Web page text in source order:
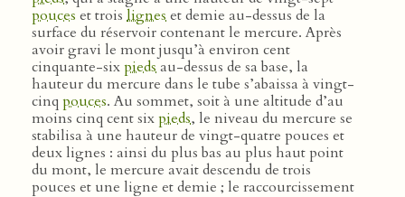
pouces et trois ligneset demie au-dessus de la
surface du réservoir contenant le mercure. Après
avoir gravi le mont jusqu’à environ cent
cinquante-sixpiedsau-dessus de sa base, la
hauteur du mercure dans le tube s’abaissa à vingt-
cinq pouces. Au sommet, soit à une altitude d’au
moins cinq cent sixpieds, le niveau du mercure se
stabilisa à une hauteur de vingt-quatre pouces et
deux lignes : ainsi du plus bas au plus haut point
du mont, le mercure avait descendu de trois
pouces et une ligne et demie ; le raccourcissement